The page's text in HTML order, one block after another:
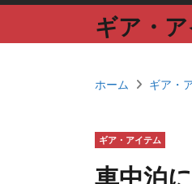
ギア・
ホーム ギア・
ギア・アイテム
車中泊